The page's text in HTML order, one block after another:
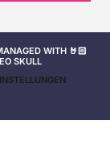
WITH 🤘🏻
SKULL